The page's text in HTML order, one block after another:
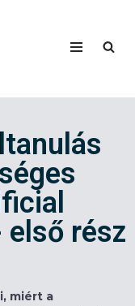
első rész
miért a